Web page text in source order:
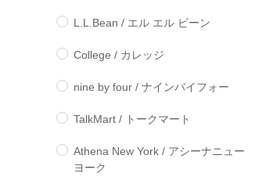
L.L.Bean / エル エル ビーン
College / カレッジ
nine by four / ナインバイフォー
TalkMart / トークマート
Athena New York / アシーナニュー
ヨーク